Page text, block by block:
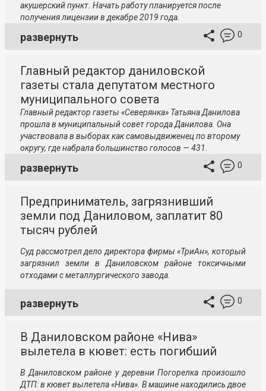
акушерский пункт. Начать работу планируется после
получения лицензии в декабре 2019 года.
развернуть 0
Главный редактор даниловской
газеты стала депутатом местного
муниципального совета
Главный редактор газеты «Северянка» Татьяна Данилова
прошла в муниципальный совет города Данилова. Она
участвовала в выборах как самовыдвиженец по второму
округу, где набрала большинство голосов — 431.
развернуть 0
Предприниматель, загрязнивший
земли под Даниловом, заплатит 80
тысяч рублей
Суд рассмотрел дело директора фирмы «ТриАн», который
загрязнил земли в Даниловском районе токсичными
отходами с металлургического завода.
развернуть 0
В Даниловском районе «Нива»
вылетела в кювет: есть погибший
В Даниловском районе у деревни Погорелка произошло
ДТП: в кювет вылетела «Нива». В машине находились двое